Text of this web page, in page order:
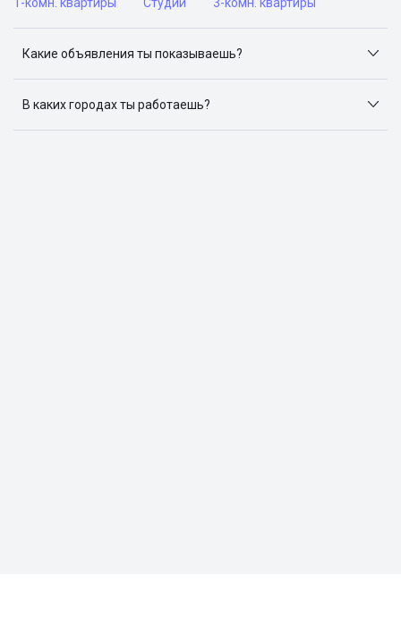
Какие объявления ты показываешь?
объявлений: ЦИАН, Домклик, Яндекс.Недвижимость,
Авито, Самолет.Плюс.
В каких городах ты работаешь?